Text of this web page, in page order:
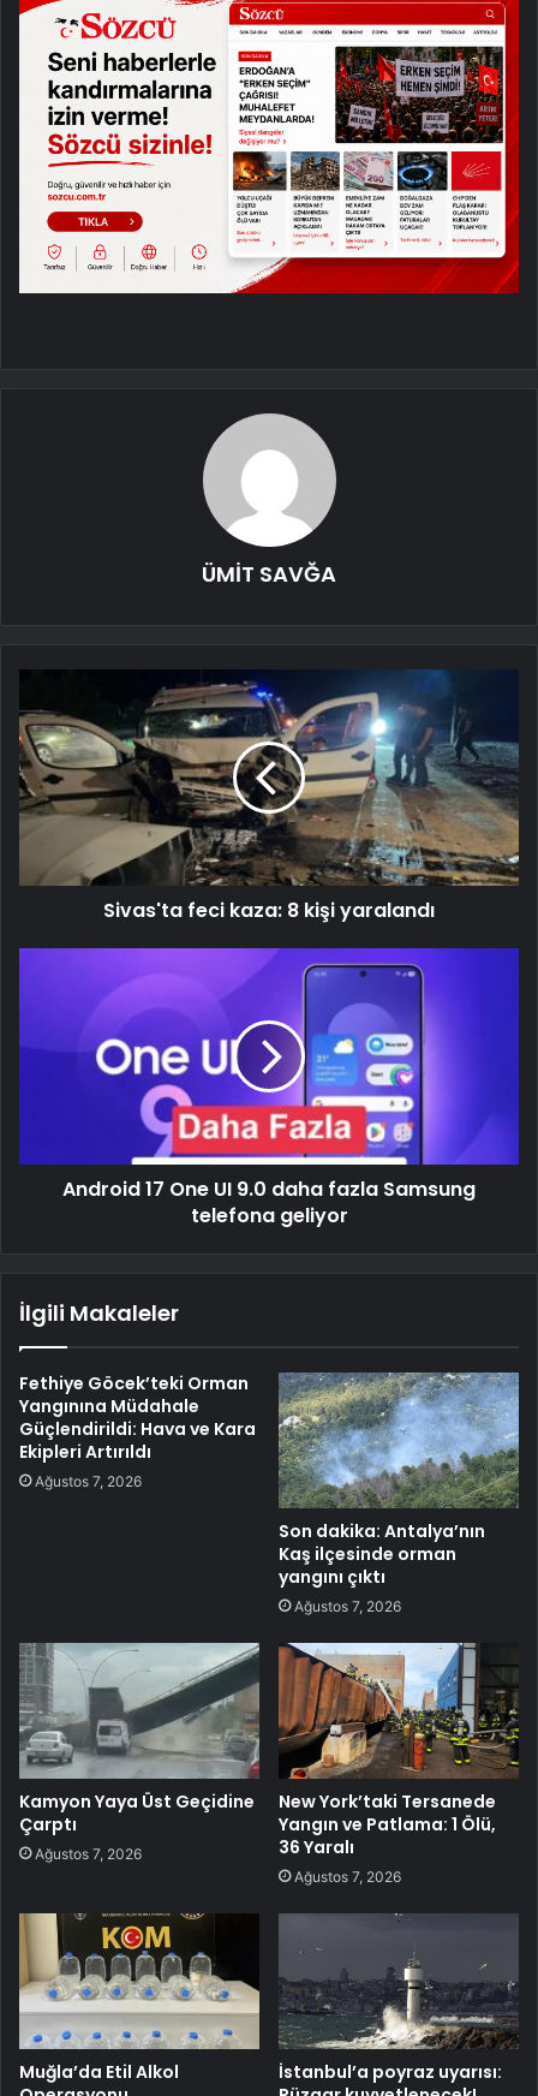
ÜMİT SAVĞA
Sivas'ta feci kaza: 8 kişi yaralandı
Android 17 One UI 9.0 daha fazla Samsung
telefona geliyor
İlgili Makaleler
Fethiye Göcek’teki Orman
Yangınına Müdahale
Güçlendirildi: Hava ve Kara
Ekipleri Artırıldı
Ağustos 7, 2026
Son dakika: Antalya’nın
Kaş ilçesinde orman
yangını çıktı
Ağustos 7, 2026
Kamyon Yaya Üst Geçidine
Çarptı
Ağustos 7, 2026
New York’taki Tersanede
Yangın ve Patlama: 1 Ölü,
36 Yaralı
Ağustos 7, 2026
Muğla’da Etil Alkol
İstanbul’a poyraz uyarısı: